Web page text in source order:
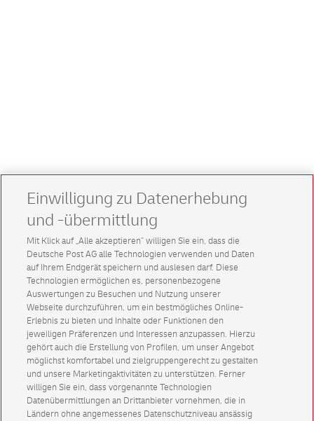
Einwilligung zu Datenerhebung
und -übermittlung
Mit Klick auf „Alle akzeptieren” willigen Sie ein, dass die
Deutsche Post AG alle Technologien verwenden und Daten
auf Ihrem Endgerät speichern und auslesen darf. Diese
Technologien ermöglichen es, personenbezogene
Auswertungen zu Besuchen und Nutzung unserer
Webseite durchzuführen, um ein bestmögliches Online-
Erlebnis zu bieten und Inhalte oder Funktionen den
jeweiligen Präferenzen und Interessen anzupassen. Hierzu
gehört auch die Erstellung von Profilen, um unser Angebot
möglichst komfortabel und zielgruppengerecht zu gestalten
und unsere Marketingaktivitäten zu unterstützen. Ferner
willigen Sie ein, dass vorgenannte Technologien
Datenübermittlungen an Drittanbieter vornehmen, die in
Ländern ohne angemessenes Datenschutzniveau ansässig